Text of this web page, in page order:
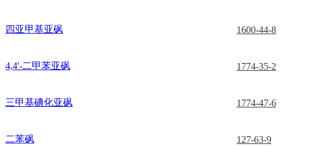
四亚甲基亚砜 1600-44-8
4,4'-二甲苯亚砜 1774-35-2
三甲基碘化亚砜 1774-47-6
二苯砜 127-63-9